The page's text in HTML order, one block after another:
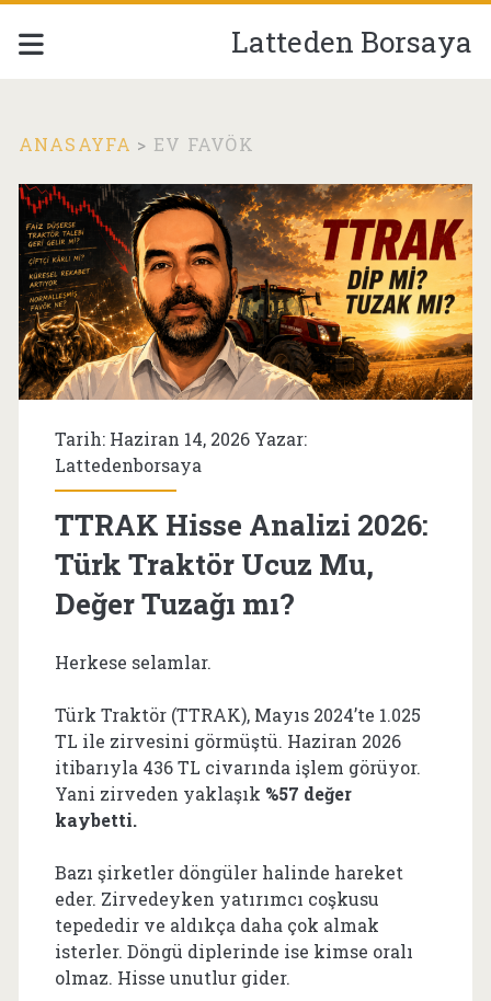
Latteden Borsaya
ANASAYFA > EV FAVÖK
Etiket:
<span>ev
favök</span>
Tarih: Haziran 14, 2026 Yazar:
Lattedenborsaya
TTRAK Hisse Analizi 2026:
Türk Traktör Ucuz Mu,
Değer Tuzağı mı?
Herkese selamlar.
Türk Traktör (TTRAK), Mayıs 2024’te 1.025
TL ile zirvesini görmüştü. Haziran 2026
itibarıyla 436 TL civarında işlem görüyor.
Yani zirveden yaklaşık %57 değer
kaybetti.
Bazı şirketler döngüler halinde hareket
eder. Zirvedeyken yatırımcı coşkusu
tepededir ve aldıkça daha çok almak
isterler. Döngü diplerinde ise kimse oralı
olmaz. Hisse unutlur gider.